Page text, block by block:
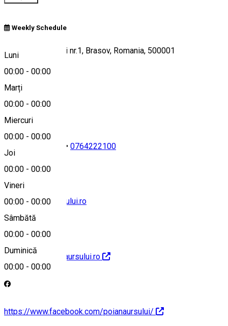
Weekly Schedule
Luni
00:00 - 00:00
Marți
00:00 - 00:00
Miercuri
00:00 - 00:00
Joi
00:00 - 00:00
Vineri
00:00 - 00:00
Sâmbătă
00:00 - 00:00
Duminică
00:00 - 00:00
str. Poiana Ursului nr.1, Brasov, Romania, 500001
Hartă
• 0764222100
office@poianaursului.ro
http://www.poianaursului.ro
https://www.facebook.com/poianaursului/